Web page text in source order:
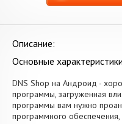
Описание:
Основные
DNS Shop на Андроид -
программы, загруженная
программы вам нужно
программного